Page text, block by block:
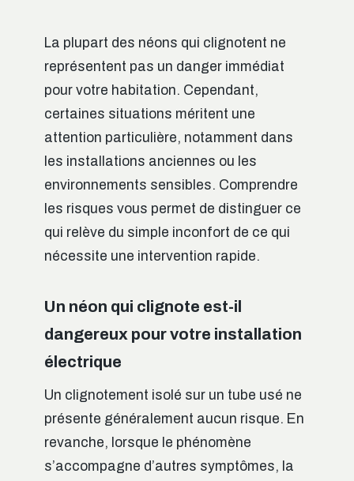
La plupart des néons qui clignotent ne
représentent pas un danger immédiat
pour votre habitation. Cependant,
certaines situations méritent une
attention particulière, notamment dans
les installations anciennes ou les
environnements sensibles. Comprendre
les risques vous permet de distinguer ce
qui relève du simple inconfort de ce qui
nécessite une intervention rapide.
Un néon qui clignote est-il
dangereux pour votre installation
électrique
Un clignotement isolé sur un tube usé ne
présente généralement aucun risque. En
revanche, lorsque le phénomène
s’accompagne d’autres symptômes, la